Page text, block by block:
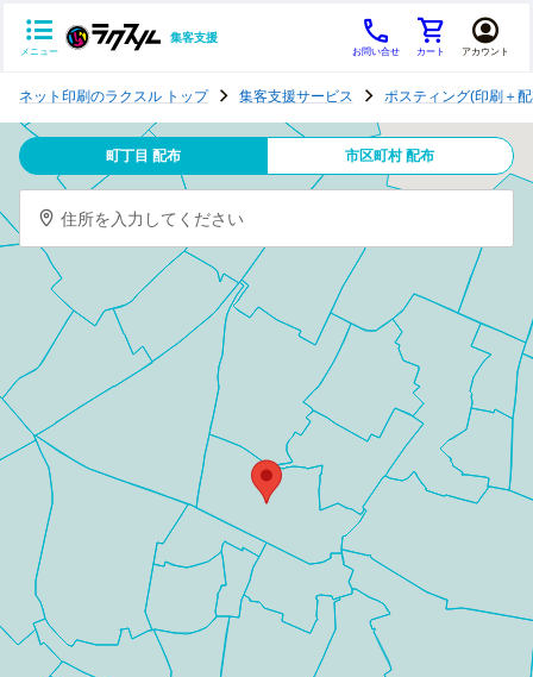
メニュー
集客支援
お問い合せ カート アカウント
テ
ン
グ
ネット印刷のラクスル トップ 集客支援サービス ポスティング(印刷＋
町丁目 配布 市区町村 配布
住所を入力してください